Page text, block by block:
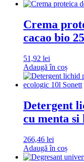
Crema
cacao bio
51,92 lei
Adaugă în coș
Detergent
cu menta si
266,46 lei
Adaugă în coș